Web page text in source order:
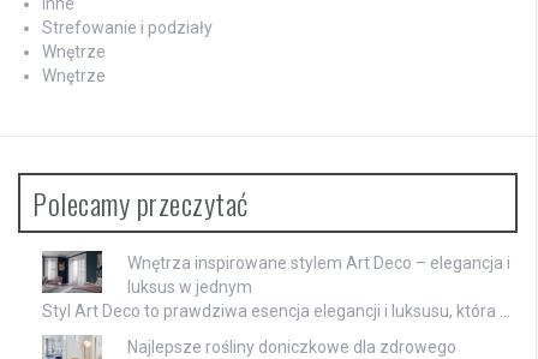
Strefowanie i podziały
Wnętrze
Wnętrze
Polecamy przeczytać
Wnętrza inspirowane stylem Art Deco – elegancja i
luksus w jednym
Styl Art Deco to prawdziwa esencja elegancji i luksusu, która …
Najlepsze rośliny doniczkowe dla zdrowego